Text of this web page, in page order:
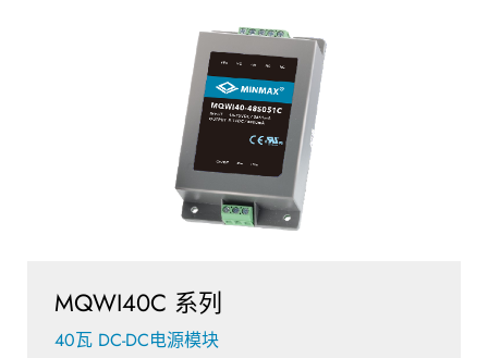
MQWI40C 系列
40瓦 DC-DC电源模块